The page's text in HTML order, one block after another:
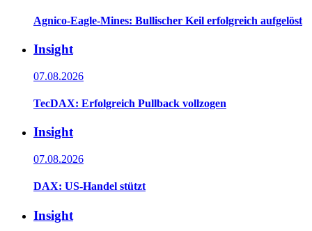
Agnico-Eagle-Mines: Bullischer Keil erfolgreich aufgelöst
Insight
07.08.2026
TecDAX: Erfolgreich Pullback vollzogen
Insight
07.08.2026
DAX: US-Handel stützt
Insight